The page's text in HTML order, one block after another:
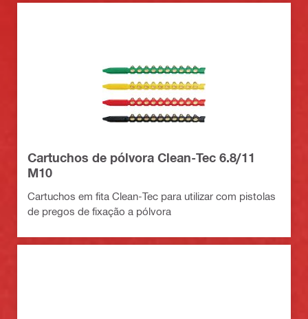
Cartuchos de pólvora Clean-Tec 6.8/11
M10
Cartuchos em fita Clean-Tec para utilizar com pistolas
de pregos de fixação a pólvora